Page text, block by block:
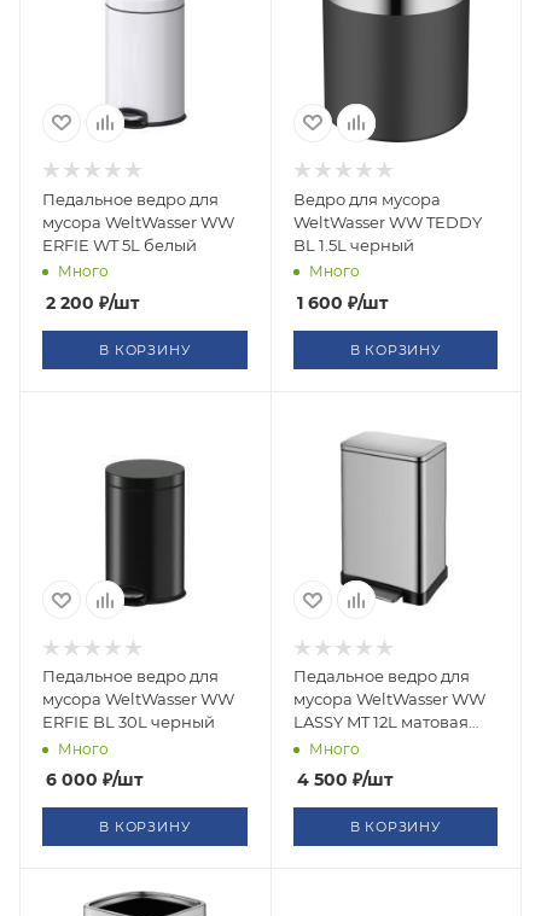
Педальное ведро для
мусора WeltWasser WW
ERFIE WT 5L белый
Много
2 200 ₽/шт
В КОРЗИНУ
Ведро для мусора
WeltWasser WW TEDDY
BL 1.5L черный
Много
1 600 ₽/шт
В КОРЗИНУ
Педальное ведро для
мусора WeltWasser WW
ERFIE BL 30L черный
Много
6 000 ₽/шт
В КОРЗИНУ
Педальное ведро для
мусора WeltWasser WW
LASSY MT 12L матовая
сталь
Много
4 500 ₽/шт
В КОРЗИНУ